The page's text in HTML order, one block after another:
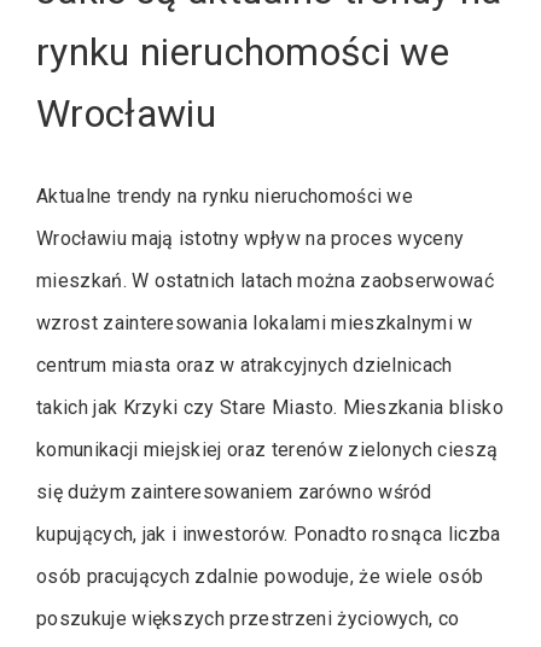
rynku nieruchomości we
Wrocławiu
Aktualne trendy na rynku nieruchomości we
Wrocławiu mają istotny wpływ na proces wyceny
mieszkań. W ostatnich latach można zaobserwować
wzrost zainteresowania lokalami mieszkalnymi w
centrum miasta oraz w atrakcyjnych dzielnicach
takich jak Krzyki czy Stare Miasto. Mieszkania blisko
komunikacji miejskiej oraz terenów zielonych cieszą
się dużym zainteresowaniem zarówno wśród
kupujących, jak i inwestorów. Ponadto rosnąca liczba
osób pracujących zdalnie powoduje, że wiele osób
poszukuje większych przestrzeni życiowych, co